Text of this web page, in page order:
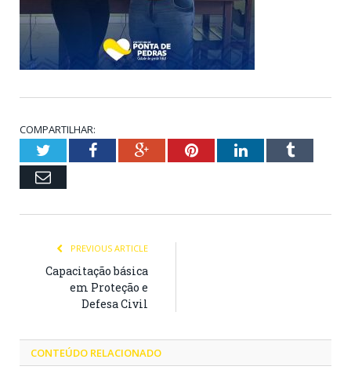
COMPARTILHAR:
TwitterFacebookGoogle+PinterestLinkedInTumblr
Email
PREVIOUS ARTICLE
Capacitação básica
em Proteção e
Defesa Civil
CONTEÚDO RELACIONADO